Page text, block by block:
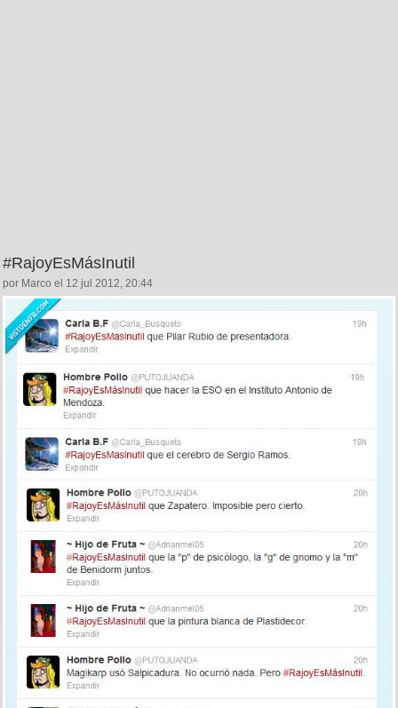
#RajoyEsMásInutil
por Marco el 12 jul 2012, 20:44